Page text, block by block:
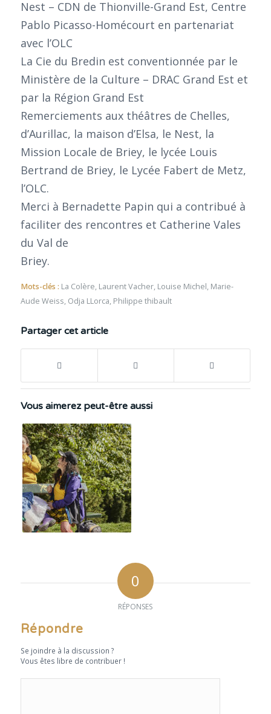
Nest – CDN de Thionville-Grand Est, Centre
Pablo Picasso-Homécourt en partenariat
avec l’OLC
La Cie du Bredin est conventionnée par le
Ministère de la Culture – DRAC Grand Est et
par la Région Grand Est
Remerciements aux théâtres de Chelles,
d’Aurillac, la maison d’Elsa, le Nest, la
Mission Locale de Briey, le lycée Louis
Bertrand de Briey, le Lycée Fabert de Metz,
l’OLC.
Merci à Bernadette Papin qui a contribué à
faciliter des rencontres et Catherine Vales
du Val de
Briey.
Mots-clés : La Colère, Laurent Vacher, Louise Michel, Marie-
Aude Weiss, Odja LLorca, Philippe thibault
Partager cet article
Vous aimerez peut-être aussi
0
RÉPONSES
Répondre
Se joindre à la discussion ?
Vous êtes libre de contribuer !